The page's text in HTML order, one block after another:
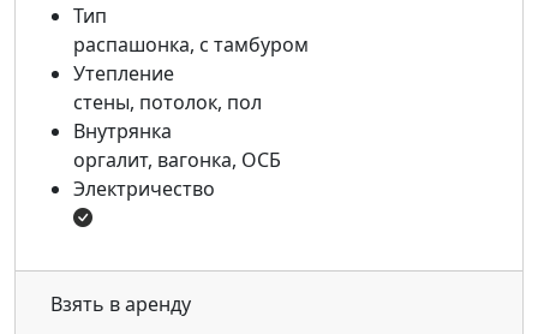
Тип
распашонка, с тамбуром
Утепление
стены, потолок, пол
Внутрянка
оргалит, вагонка, ОСБ
Электричество
Взять в аренду